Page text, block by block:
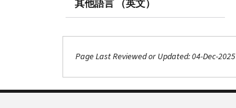
其他語言 （英文）
Page Last Reviewed or Updated: 04-Dec-2025